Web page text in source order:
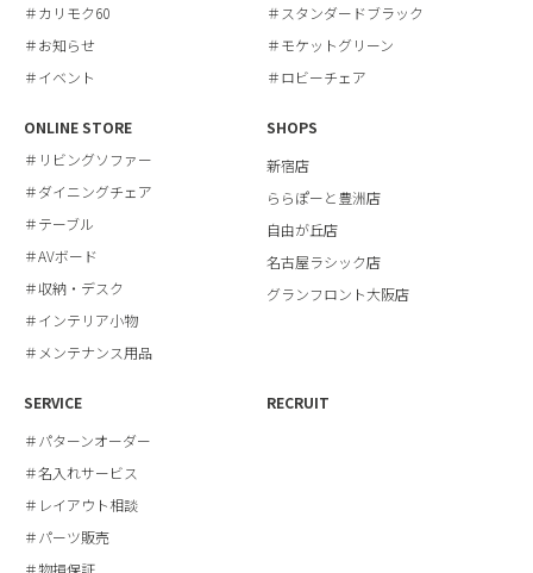
＃カリモク60
＃お知らせ
＃イベント
＃スタンダードブラック
＃モケットグリーン
＃ロビーチェア
ONLINE STORE
＃リビングソファー
＃ダイニングチェア
＃テーブル
＃AVボード
＃収納・デスク
＃インテリア小物
＃メンテナンス用品
SHOPS
新宿店
ららぽーと豊洲店
自由が丘店
名古屋ラシック店
グランフロント大阪店
SERVICE
＃パターンオーダー
＃名入れサービス
＃レイアウト相談
＃パーツ販売
RECRUIT